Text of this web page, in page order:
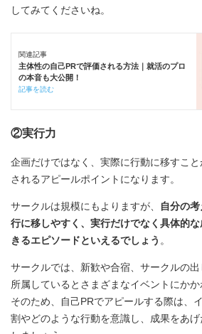
してみてくださいね。
関連記事
主体性の自己PRで評価される方法｜就活のプロ
の本音も大公開！
記事を読む
②実行力
企画だけではなく、実際に行動に移すこ
されるアピールポイントになります。
サークルは規模にもよりますが、
自分の
行に移しやすく、実行だけでなく具体的
きるエピソードといえるでしょう 。
サークルでは、新歓や合宿、サークルの
所属しているとさまざまなイベントにかか
そのため、自己PRでアピールする際は、
割やどのような行動を意識し、成果をあ